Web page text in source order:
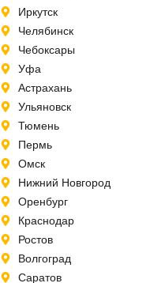
Иркутск
Челябинск
Чебоксары
Уфа
Астрахань
Ульяновск
Тюмень
Пермь
Омск
Нижний Новгород
Оренбург
Краснодар
Ростов
Волгоград
Саратов